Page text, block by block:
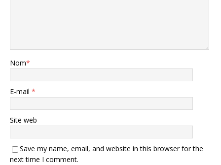
Nom*
E-mail *
Site web
Save my name, email, and website in this browser for the
next time I comment.